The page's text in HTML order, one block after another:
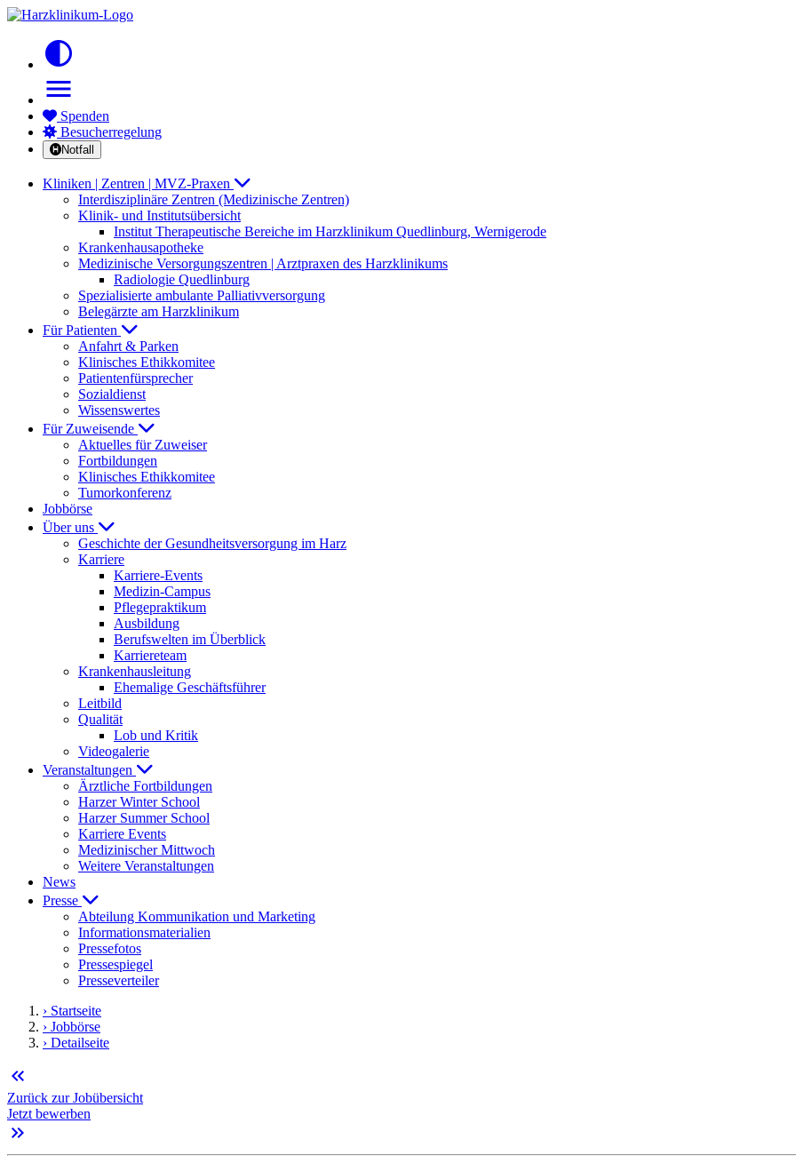
contrast
menu
Spenden
Besucherregelung
Notfall
Kliniken | Zentren | MVZ-Praxen
Interdisziplinäre Zentren (Medizinische Zentren)
Klinik- und Institutsübersicht
Institut Therapeutische Bereiche im Harzklinikum Quedlinburg, Wernigerode
Krankenhausapotheke
Medizinische Versorgungszentren | Arztpraxen des Harzklinikums
Radiologie Quedlinburg
Spezialisierte ambulante Palliativversorgung
Belegärzte am Harzklinikum
Für Patienten
Anfahrt & Parken
Klinisches Ethikkomitee
Patientenfürsprecher
Sozialdienst
Wissenswertes
Für Zuweisende
Aktuelles für Zuweiser
Fortbildungen
Klinisches Ethikkomitee
Tumorkonferenz
Jobbörse
Über uns
Geschichte der Gesundheitsversorgung im Harz
Karriere
Karriere-Events
Medizin-Campus
Pflegepraktikum
Ausbildung
Berufswelten im Überblick
Karriereteam
Krankenhausleitung
Ehemalige Geschäftsführer
Leitbild
Qualität
Lob und Kritik
Videogalerie
Veranstaltungen
Ärztliche Fortbildungen
Harzer Winter School
Harzer Summer School
Karriere Events
Medizinischer Mittwoch
Weitere Veranstaltungen
News
Presse
Abteilung Kommunikation und Marketing
Informationsmaterialien
Pressefotos
Pressespiegel
Presseverteiler
› Startseite
› Jobbörse
› Detailseite
keyboard_double_arrow_left
Zurück zur Jobübersicht
Jetzt bewerben
keyboard_double_arrow_right